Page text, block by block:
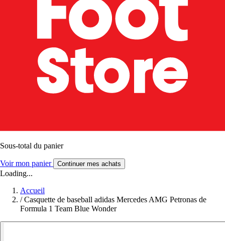
Sous-total du panier
Voir mon panier Continuer mes achats
Loading...
Accueil
/ Casquette de baseball adidas Mercedes AMG Petronas de
Formula 1 Team Blue Wonder